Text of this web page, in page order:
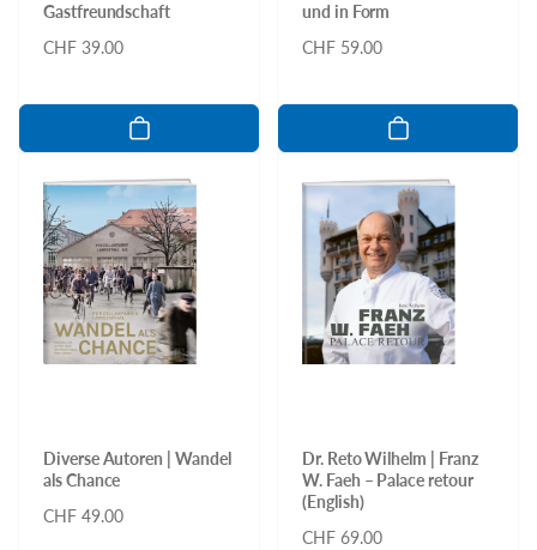
Gastfreundschaft
Normaler
CHF 39.00
und in Form
Normaler
CHF 59.00
Diverse Autoren | Wandel
als Chance
Normaler
CHF 49.00
Dr. Reto Wilhelm | Franz
W. Faeh – Palace retour
(English)
Normaler
CHF 69.00